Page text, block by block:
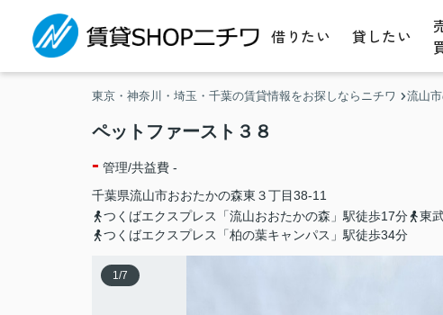
借りたい 貸したい
東京・神奈川・埼玉・千葉の賃貸情報をお探しならニチワ 流山
ペットファースト３８
- 管理/共益費 -
千葉県流山市おおたかの森東 ３丁目38-11
つくばエクスプレス「流山おおたかの森」駅徒歩17分
東
つくばエクスプレス「柏の葉キャンパス」駅徒歩34分
1/7